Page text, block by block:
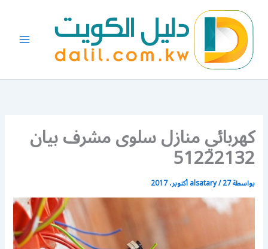
المحتوى
كهربائي منازل سلوى مشرف بيان
51222132
بواسطة alsatary/27 أكتوبر، 2017